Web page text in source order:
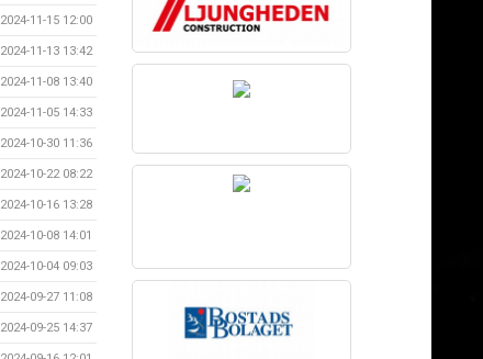
2024-11-15 12:00
2024-11-13 13:42
2024-11-08 13:40
2024-11-05 14:33
2024-10-30 11:36
2024-10-22 08:22
2024-10-16 13:28
2024-10-08 14:01
2024-10-04 09:03
2024-09-27 11:08
2024-09-25 14:37